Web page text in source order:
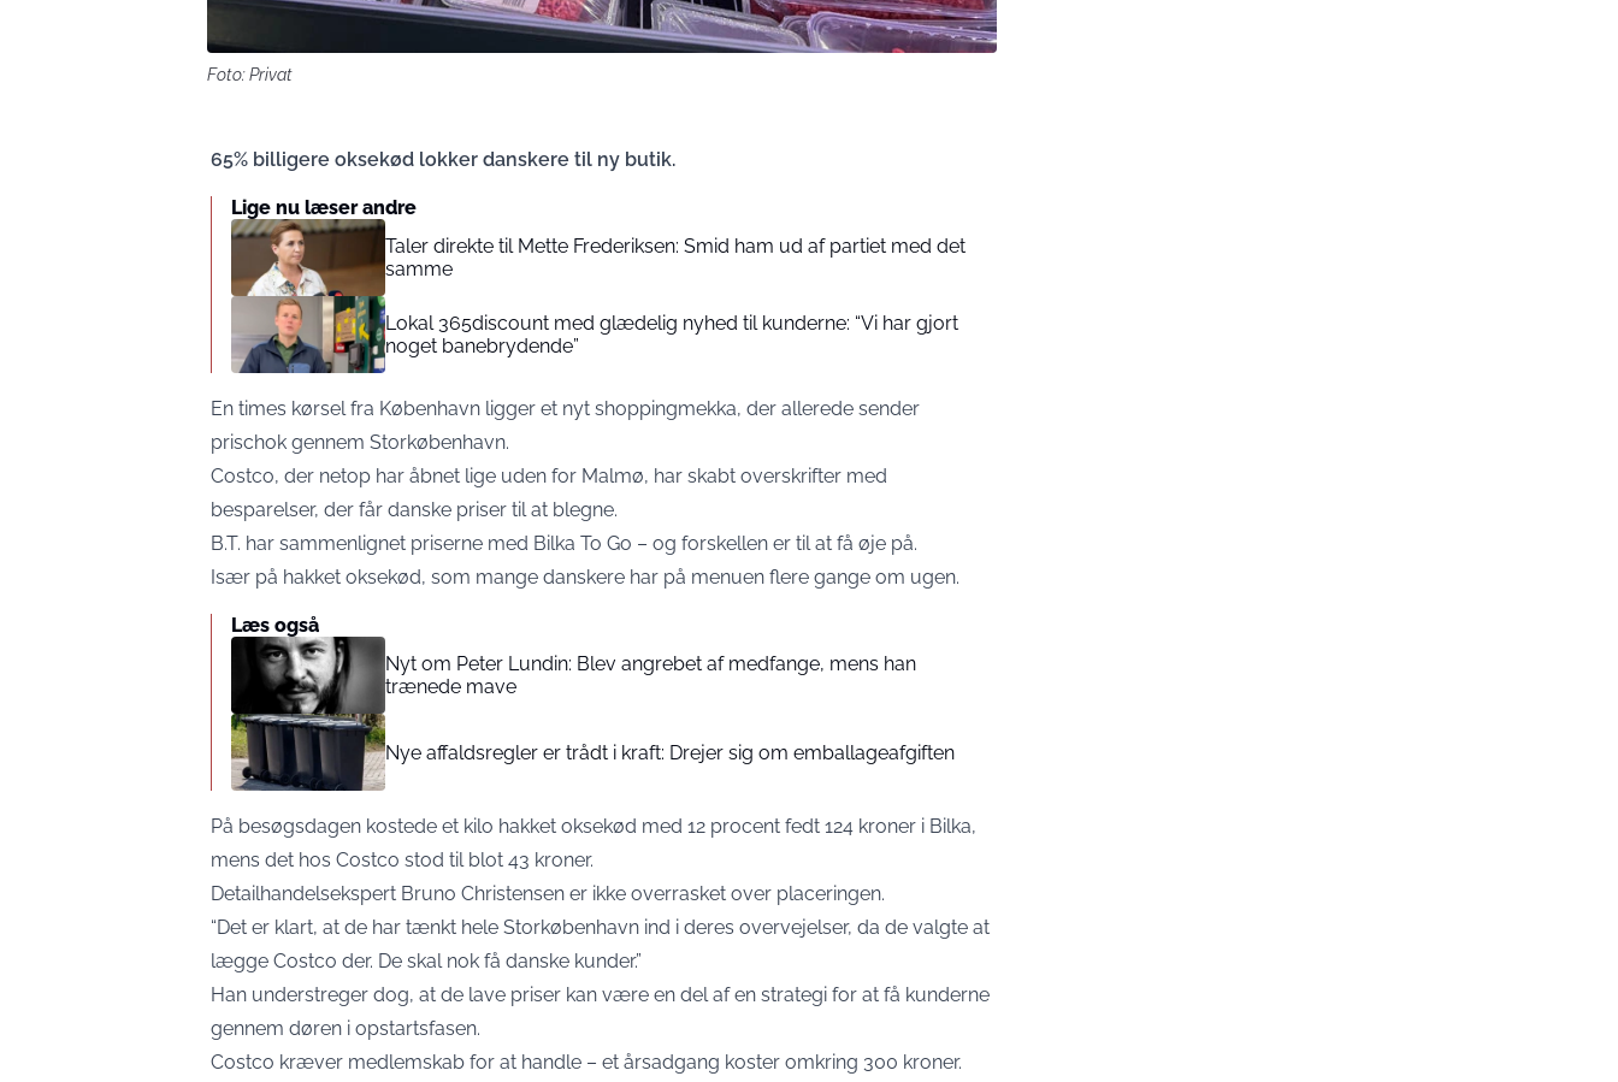
Foto: Privat
65% billigere oksekød lokker danskere til ny butik.
Lige nu læser andre
Taler direkte til Mette Frederiksen: Smid ham ud af partiet med det
samme
Lokal 365discount med glædelig nyhed til kunderne: “Vi har gjort
noget banebrydende”
En times kørsel fra København ligger et nyt shoppingmekka, der allerede sender
prischok gennem Storkøbenhavn.
Costco, der netop har åbnet lige uden for Malmø, har skabt overskrifter med
besparelser, der får danske priser til at blegne.
B.T. har sammenlignet priserne med Bilka To Go – og forskellen er til at få øje på.
Især på hakket oksekød, som mange danskere har på menuen flere gange om ugen.
Læs også
Nyt om Peter Lundin: Blev angrebet af medfange, mens han
trænede mave
Nye affaldsregler er trådt i kraft: Drejer sig om emballageafgiften
På besøgsdagen kostede et kilo hakket oksekød med 12 procent fedt 124 kroner i Bilka,
mens det hos Costco stod til blot 43 kroner.
Detailhandelsekspert Bruno Christensen er ikke overrasket over placeringen.
“Det er klart, at de har tænkt hele Storkøbenhavn ind i deres overvejelser, da de valgte at
lægge Costco der. De skal nok få danske kunder.”
Han understreger dog, at de lave priser kan være en del af en strategi for at få kunderne
gennem døren i opstartsfasen.
Costco kræver medlemskab for at handle – et årsadgang koster omkring 300 kroner.